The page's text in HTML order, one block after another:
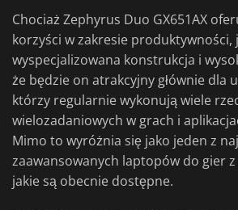
Chociaż Zephyrus Duo GX651AX
korzyści w zakresie produktywności,
wyspecjalizowana konstrukcja i
że będzie on atrakcyjny głównie dla
którzy regularnie wykonują wiele
wielozadaniowych w grach i
Mimo to wyróżnia się jako jeden z
zaawansowanych laptopów do gier
jakie są obecnie dostępne.